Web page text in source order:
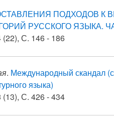
ПОДХОДОВ К
РУССКОГО ЯЗЫКА.
С. 146 - 186
. Международный скандал
языка)
С. 426 - 434